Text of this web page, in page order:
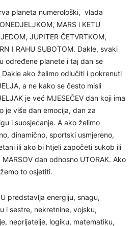
planeta numerološki, vlada
MARS i KETU
JUPITER ČETVRTKOM,
I RAHU SUBOTOM. Dakle, svaki
određene planete i taj dan se
ako želimo odlučiti i pokrenuti
a ne kako se često misli
je već MJESEČEV dan koji ima
je više dan emocija, dan za
i suosjećanje. A ako želimo
dinamično, sportski usmjereno,
ili ako bi htjeli započeti sukob ili
dan odnosno UTORAK. Ako
to osjetiti.
predstavlja energiju, snagu,
i sestre, nekretnine, vojsku,
neprijatelje, logiku, matematiku,